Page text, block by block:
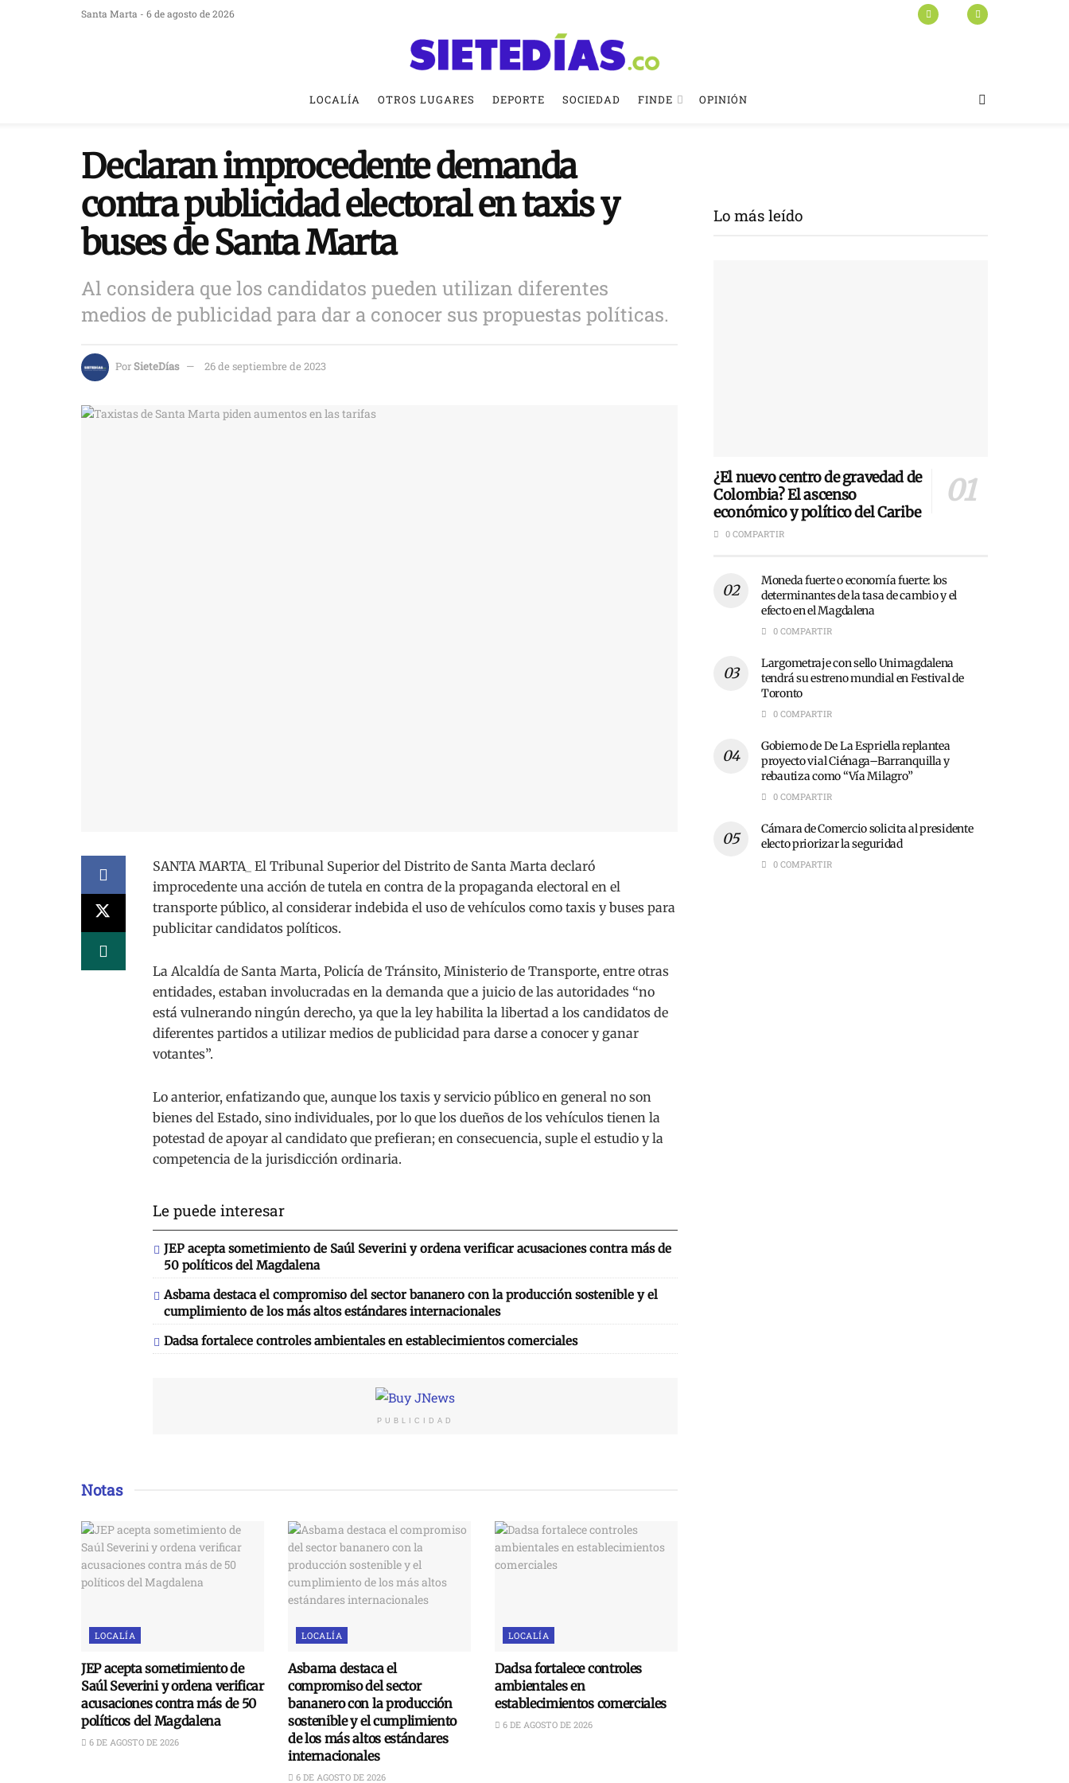
Santa Marta - 6 de agosto de 2026
LOCALÍA OTROS LUGARES DEPORTE SOCIEDAD FINDE OPINIÓN
Declaran improcedente demanda
contra publicidad electoral en taxis y
buses de Santa Marta
Al considera que los candidatos pueden utilizan diferentes
medios de publicidad para dar a conocer sus propuestas políticas.
PorSieteDías 26 de septiembre de 2023
SANTA MARTA_ El Tribunal Superior del Distrito de Santa Marta declaró
improcedente una acción de tutela en contra de la propaganda electoral en el
transporte público, al considerar indebida el uso de vehículos como taxis y buses para
publicitar candidatos políticos.
La Alcaldía de Santa Marta, Policía de Tránsito, Ministerio de Transporte, entre otras
entidades, estaban involucradas en la demanda que a juicio de las autoridades “no
está vulnerando ningún derecho, ya que la ley habilita la libertad a los candidatos de
diferentes partidos a utilizar medios de publicidad para darse a conocer y ganar
votantes”.
Lo anterior, enfatizando que, aunque los taxis y servicio público en general no son
bienes del Estado, sino individuales, por lo que los dueños de los vehículos tienen la
potestad de apoyar al candidato que prefieran; en consecuencia, suple el estudio y la
competencia de la jurisdicción ordinaria.
Le puede interesar
JEP acepta sometimiento de Saúl Severini y ordena verificar acusaciones contra más de
50 políticos del Magdalena
Asbama destaca el compromiso del sector bananero con la producción sostenible y el
cumplimiento de los más altos estándares internacionales
Dadsa fortalece controles ambientales en establecimientos comerciales
PUBLICIDAD
Notas
LOCALÍA
JEP acepta sometimiento de
Saúl Severini y ordena verificar
acusaciones contra más de 50
políticos del Magdalena
6 DE AGOSTO DE 2026
LOCALÍA
Asbama destaca el
compromiso del sector
bananero con la producción
sostenible y el cumplimiento
de los más altos estándares
internacionales
6 DE AGOSTO DE 2026
LOCALÍA
Dadsa fortalece controles
ambientales en
establecimientos comerciales
6 DE AGOSTO DE 2026
Lo más leído
¿El nuevo centro de gravedad de
Colombia? El ascenso
económico y político del Caribe
0 COMPARTIR
Moneda fuerte o economía fuerte: los
determinantes de la tasa de cambio y el
efecto en el Magdalena
0 COMPARTIR
Largometraje con sello Unimagdalena
tendrá su estreno mundial en Festival de
Toronto
0 COMPARTIR
Gobierno de De La Espriella replantea
proyecto vial Ciénaga–Barranquilla y
rebautiza como “Vía Milagro”
0 COMPARTIR
Cámara de Comercio solicita al presidente
electo priorizar la seguridad
0 COMPARTIR